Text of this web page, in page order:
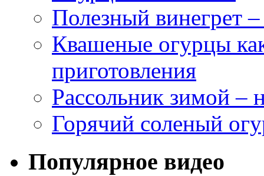
Полезный винегрет
Квашеные огурцы
приготовления
Рассольник зимой –
Горячий соленый
Популярное видео